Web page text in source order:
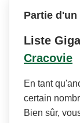
Partie
Liste
Cracovie
En tant
certain
Bien sûr,